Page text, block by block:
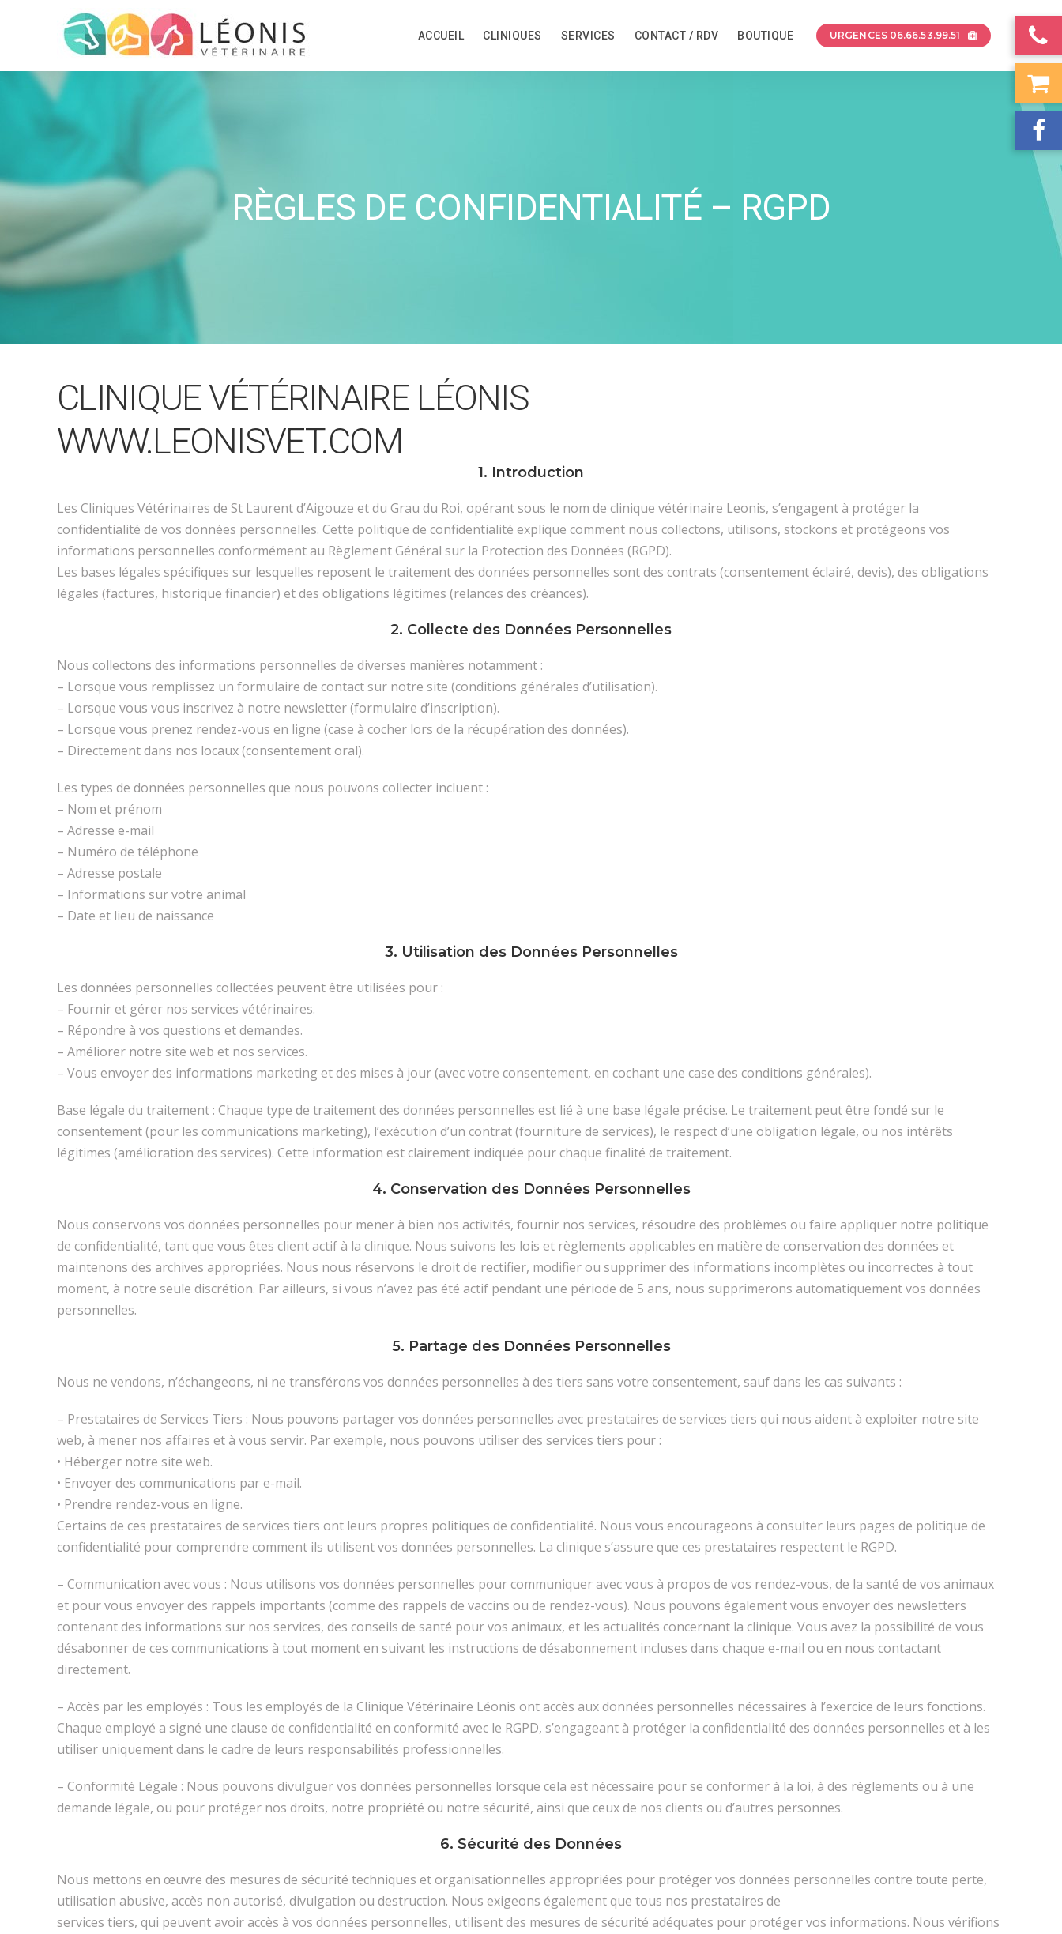
URGENCES 06.66.53.99.51
ACCUEIL CLINIQUES SERVICES CONTACT / RDV BOUTIQUE
RÈGLES DE CONFIDENTIALITÉ – RGPD
CLINIQUE VÉTÉRINAIRE LÉONIS
WWW.LEONISVET.COM
1. Introduction
Les Cliniques Vétérinaires de St Laurent d’Aigouze et du Grau du Roi, opérant sous le nom de clinique vétérinaire Leonis, s’engagent à protéger la
confidentialité de vos données personnelles. Cette politique de confidentialité explique comment nous collectons, utilisons, stockons et protégeons vos
informations personnelles conformément au Règlement Général sur la Protection des Données (RGPD).
Les bases légales spécifiques sur lesquelles reposent le traitement des données personnelles sont des contrats (consentement éclairé, devis), des obligations
légales (factures, historique financier) et des obligations légitimes (relances des créances).
2. Collecte des Données Personnelles
Nous collectons des informations personnelles de diverses manières notamment :
– Lorsque vous remplissez un formulaire de contact sur notre site (conditions générales d’utilisation).
– Lorsque vous vous inscrivez à notre newsletter (formulaire d’inscription).
– Lorsque vous prenez rendez-vous en ligne (case à cocher lors de la récupération des données).
– Directement dans nos locaux (consentement oral).
Les types de données personnelles que nous pouvons collecter incluent :
– Nom et prénom
– Adresse e-mail
– Numéro de téléphone
– Adresse postale
– Informations sur votre animal
– Date et lieu de naissance
3. Utilisation des Données Personnelles
Les données personnelles collectées peuvent être utilisées pour :
– Fournir et gérer nos services vétérinaires.
– Répondre à vos questions et demandes.
– Améliorer notre site web et nos services.
– Vous envoyer des informations marketing et des mises à jour (avec votre consentement, en cochant une case des conditions générales).
Base légale du traitement : Chaque type de traitement des données personnelles est lié à une base légale précise. Le traitement peut être fondé sur le
consentement (pour les communications marketing), l’exécution d’un contrat (fourniture de services), le respect d’une obligation légale, ou nos intérêts
légitimes (amélioration des services). Cette information est clairement indiquée pour chaque finalité de traitement.
4. Conservation des Données Personnelles
Nous conservons vos données personnelles pour mener à bien nos activités, fournir nos services, résoudre des problèmes ou faire appliquer notre politique
de confidentialité, tant que vous êtes client actif à la clinique. Nous suivons les lois et règlements applicables en matière de conservation des données et
maintenons des archives appropriées. Nous nous réservons le droit de rectifier, modifier ou supprimer des informations incomplètes ou incorrectes à tout
moment, à notre seule discrétion. Par ailleurs, si vous n’avez pas été actif pendant une période de 5 ans, nous supprimerons automatiquement vos données
personnelles.
5. Partage des Données Personnelles
Nous ne vendons, n’échangeons, ni ne transférons vos données personnelles à des tiers sans votre consentement, sauf dans les cas suivants :
– Prestataires de Services Tiers : Nous pouvons partager vos données personnelles avec prestataires de services tiers qui nous aident à exploiter notre site
web, à mener nos affaires et à vous servir. Par exemple, nous pouvons utiliser des services tiers pour :
• Héberger notre site web.
• Envoyer des communications par e-mail.
• Prendre rendez-vous en ligne.
Certains de ces prestataires de services tiers ont leurs propres politiques de confidentialité. Nous vous encourageons à consulter leurs pages de politique de
confidentialité pour comprendre comment ils utilisent vos données personnelles. La clinique s’assure que ces prestataires respectent le RGPD.
– Communication avec vous : Nous utilisons vos données personnelles pour communiquer avec vous à propos de vos rendez-vous, de la santé de vos animaux
et pour vous envoyer des rappels importants (comme des rappels de vaccins ou de rendez-vous). Nous pouvons également vous envoyer des newsletters
contenant des informations sur nos services, des conseils de santé pour vos animaux, et les actualités concernant la clinique. Vous avez la possibilité de vous
désabonner de ces communications à tout moment en suivant les instructions de désabonnement incluses dans chaque e-mail ou en nous contactant
directement.
– Accès par les employés : Tous les employés de la Clinique Vétérinaire Léonis ont accès aux données personnelles nécessaires à l’exercice de leurs fonctions.
Chaque employé a signé une clause de confidentialité en conformité avec le RGPD, s’engageant à protéger la confidentialité des données personnelles et à les
utiliser uniquement dans le cadre de leurs responsabilités professionnelles.
– Conformité Légale : Nous pouvons divulguer vos données personnelles lorsque cela est nécessaire pour se conformer à la loi, à des règlements ou à une
demande légale, ou pour protéger nos droits, notre propriété ou notre sécurité, ainsi que ceux de nos clients ou d’autres personnes.
6. Sécurité des Données
Nous mettons en œuvre des mesures de sécurité techniques et organisationnelles appropriées pour protéger vos données personnelles contre toute perte,
utilisation abusive, accès non autorisé, divulgation ou destruction. Nous exigeons également que tous nos prestataires de
services tiers, qui peuvent avoir accès à vos données personnelles, utilisent des mesures de sécurité adéquates pour protéger vos informations. Nous vérifions